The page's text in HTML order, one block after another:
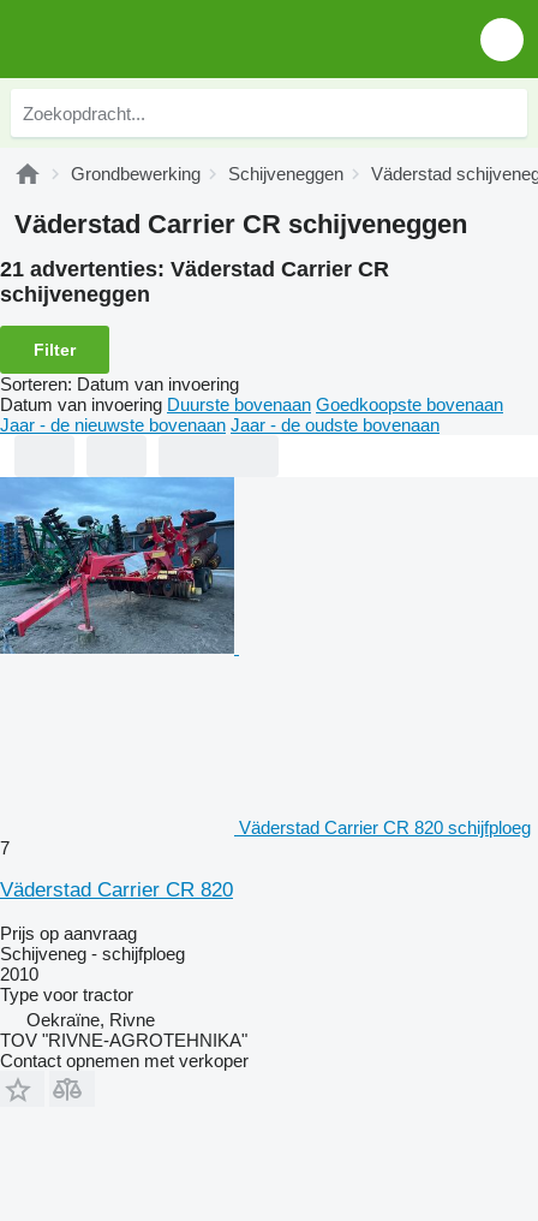
Grondbewerking Schijveneggen Väderstad
Väderstad Carrier CR schijveneggen
21 advertenties: Väderstad Carrier CR
schijveneggen
Filter
Sorteren: Datum van invoering
Datum van invoering Duurste bovenaan Goedkoopste bovenaan
Jaar - de nieuwste bovenaan Jaar - de oudste bovenaan
Väderstad Carrier CR 820 schijfploeg
7
Väderstad Carrier CR 820
Prijs op aanvraag
Schijveneg - schijfploeg
2010
Type voor tractor
Oekraïne, Rivne
TOV "RIVNE-AGROTEHNIKA"
Contact opnemen met verkoper